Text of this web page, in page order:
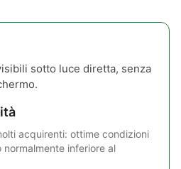
sotto luce diretta, senza
acquirenti: ottime condizioni
inferiore al